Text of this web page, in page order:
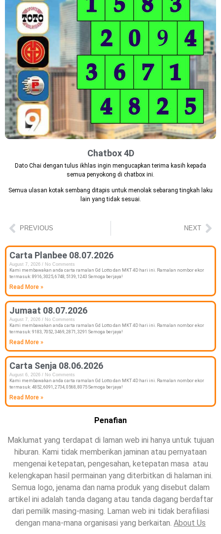
Chatbox 4D
Dato Chai dengan tulus ikhlas ingin mengucapkan terima kasih kepada
semua penyokong di chatbox ini.
Semua ulasan kotak sembang ditapis untuk menolak sebarang tingkah laku
lain yang tidak sesuai.
PREVIOUS NEXT
Carta Planbee 08.07.2026
August 7, 2026
No Comments
Kami membawakan anda carta ramalan Gd Lotto dan MKT 4D hari ini. Ramalan nombor ekor
termasuk: 8916, 3025, 6748, 5139, 1243 Semoga berjaya!
Read More »
Jumaat 08.07.2026
August 7, 2026
No Comments
Kami membawakan anda carta ramalan Gd Lotto dan MKT 4D hari ini. Ramalan nombor ekor
termasuk: 9183, 7052, 3469, 2871, 3291 Semoga berjaya!
Read More »
Carta Senja 08.06.2026
August 6, 2026
No Comments
Kami membawakan anda carta ramalan Gd Lotto dan MKT 4D hari ini. Ramalan nombor ekor
termasuk: 4852, 6091, 2734, 0568, 8075 Semoga berjaya!
Read More »
Penafian
Maklumat yang terdapat di laman web ini hanya untuk tujuan
hiburan. Kami tidak memberikan jaminan atau pernyataan
mengenai ketepatan, pengesahan, ketepatan masa atau
kelengkapan hasil permainan yang diterbitkan di halaman ini.
Semua logo, jenama dan nama produk yang disebut dalam
artikel ini adalah tanda dagang atau tanda dagang berdaftar
dari pemilik masing-masing. Laman web ini tidak berafiliasi
dengan mana-mana organisasi yang berkaitan. About Us